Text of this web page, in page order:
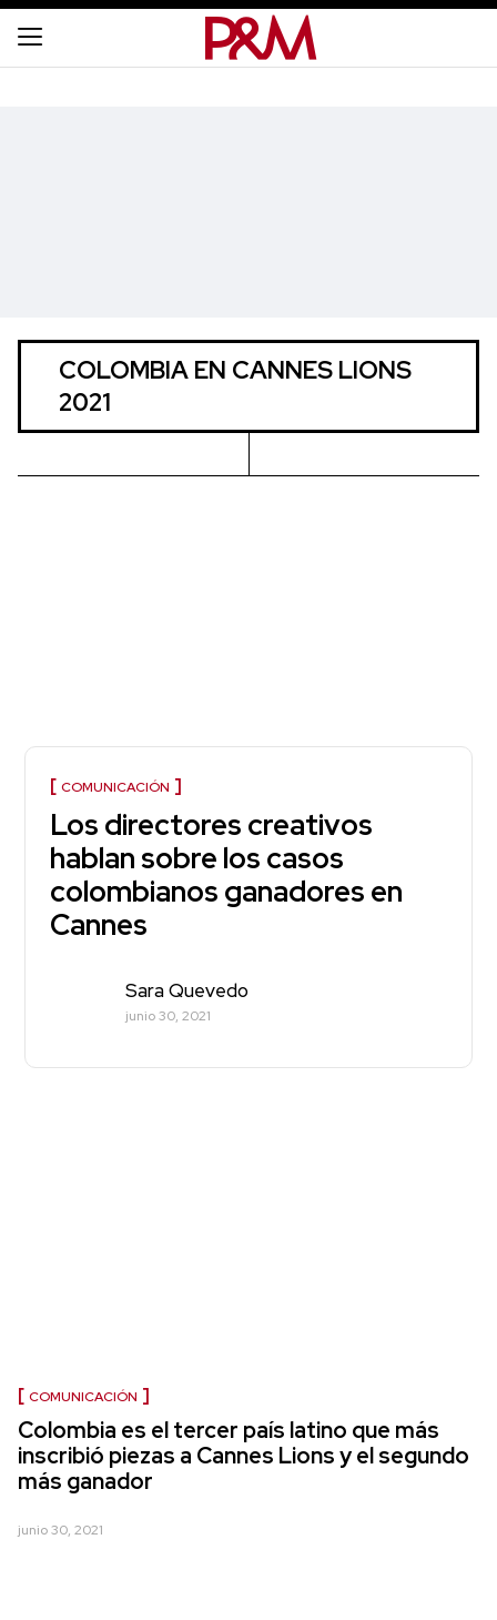
COLOMBIA EN CANNES LIONS
2021
COMUNICACIÓN
Los directores creativos
hablan sobre los casos
colombianos ganadores en
Cannes
Sara Quevedo
junio 30, 2021
COMUNICACIÓN
Colombia es el tercer país latino que más
inscribió piezas a Cannes Lions y el segundo
más ganador
junio 30, 2021